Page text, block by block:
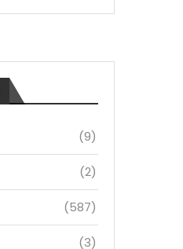
(9)
(2)
(587)
(3)